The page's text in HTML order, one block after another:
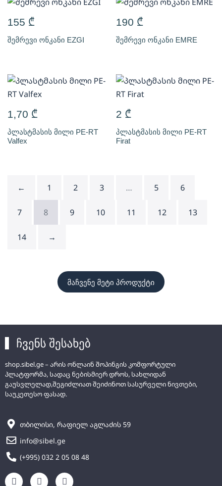
155 ₾
შემრევი ონკანი EZGI
190 ₾
შემრევი ონკანი EMRE
1,70 ₾
პლასტმასის მილი PE-RT
Valfex
2 ₾
პლასტმასის მილი PE-RT
Firat
← 1 2 3 … 5 6
7 8 9 10 11 12 13
14 →
მაჩვენე მეტი პროდუქტი
ჩვენს შესახებ
shop.sibel.ge – არის ონლაინ შოპინგის კომფორტული
პლატფორმა, სადაც ნებისმიერ დროს, სახლიდან
გაუსვლელად,შეგიძლიათ შეიძინოთ სასურველი ნივთები,
საუკეთესო ფასად.
თბილისი, რაფიელ აგლაძის 59
info@sibel.ge
(+995) 032 2 05 08 48